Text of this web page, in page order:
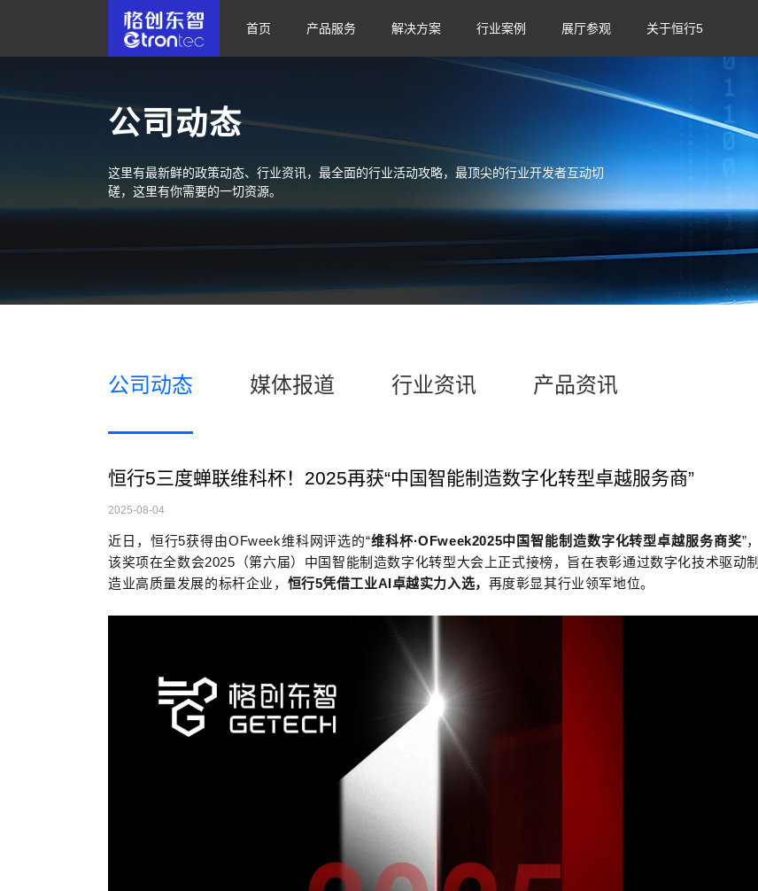
首页 产品服务 解决方案 行业案例 展厅参观 关于恒行5
公司动态
这里有最新鲜的政策动态、行业资讯，最全面的行业活动攻略，最顶尖的行业开发者互动切
磋，这里有你需要的一切资源。
公司动态 媒体报道 行业资讯 产品资讯
恒行5三度蝉联维科杯！2025再获“中国智能制造数字化转型卓越服务商”
2025-08-04
近日，恒行5获得由OFweek维科网评选的“维科杯·OFweek2025中国智能制造数字化转型卓越服务商奖”，
该奖项在全数会2025 （第六届）中国智能制造数字化转型大会上正式接榜，旨在表彰通过数字化技术驱动制
造业高质量发展的标杆企业， 恒行5凭借工业AI卓越实力入选， 再度彰显其行业领军地位。